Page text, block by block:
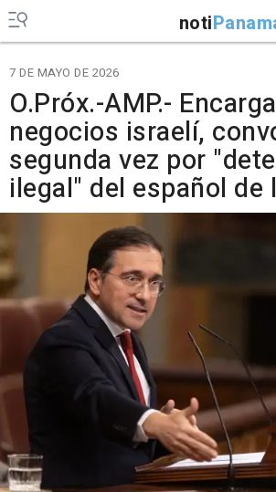
noti
7 DE MAYO DE 2026
O.Próx.-AMP.-
negocios israelí,
segunda vez por
ilegal" del español